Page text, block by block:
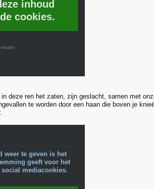
inhoud
cookies.
deze ren het zaten, zijn geslacht, samen met
te worden door een haan die boven je
weer te geven is het
geeft voor het
mediacookies.